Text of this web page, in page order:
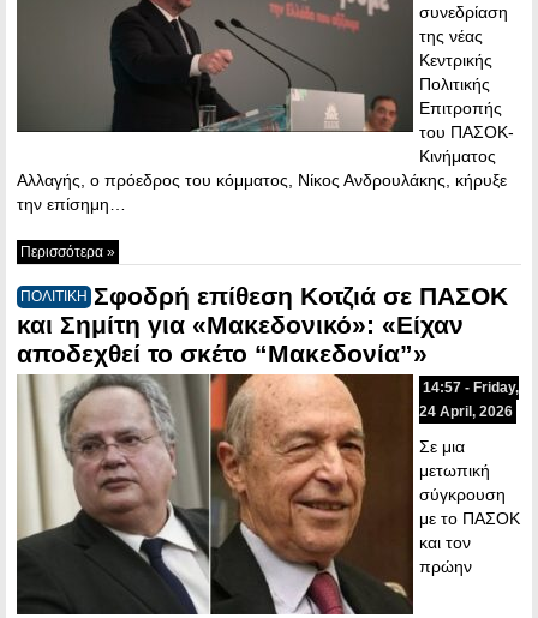
συνεδρίαση
της νέας
Κεντρικής
Πολιτικής
Επιτροπής
του ΠΑΣΟΚ-
Κινήματος
Αλλαγής, ο πρόεδρος του κόμματος, Νίκος Ανδρουλάκης, κήρυξε
την επίσημη…
Περισσότερα »
ΠΟΛΙΤΙΚΗ Σφοδρή επίθεση Κοτζιά σε ΠΑΣΟΚ
και Σημίτη για «Μακεδονικό»: «Είχαν
αποδεχθεί το σκέτο “Μακεδονία”»
14:57 - Friday,
24 April, 2026
Σε μια
μετωπική
σύγκρουση
με το ΠΑΣΟΚ
και τον
πρώην